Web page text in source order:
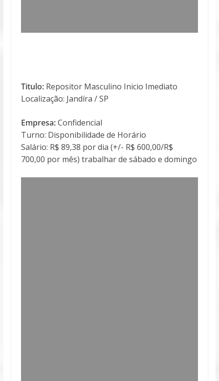
Titulo:Repositor Masculino Inicio Imediato
Localização: Jandíra / SP
Empresa:Confidencial
Turno: Disponibilidade de Horário
Salário: R$ 89,38 por dia (+/- R$ 600,00/R$
700,00 por mês) trabalhar de sábado e domingo